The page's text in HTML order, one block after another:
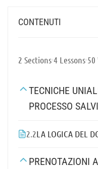
CONTENUTI
2 Sections4 Lessons 50
TECNICHE
PROCESSO
2.2LA LOGICA DEL
PRENOTAZIONI